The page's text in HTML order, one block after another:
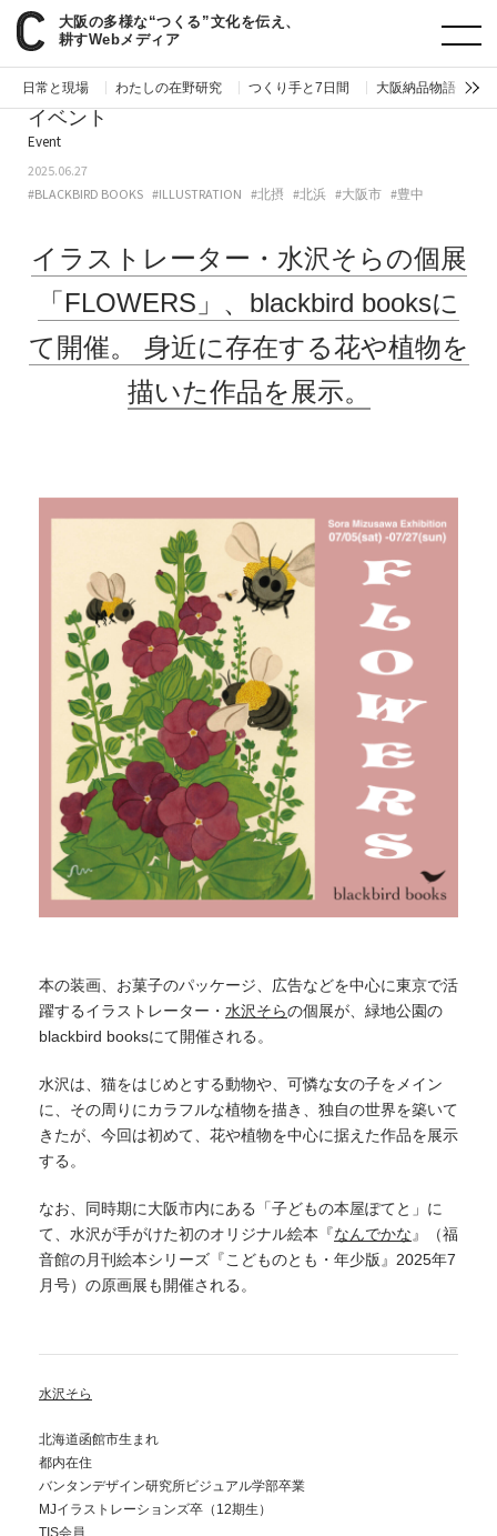
大阪の多様な“つくる”文化を伝え、
耕すWebメディア
日常と現場 わたしの在野研究 つくり手と7日間 大阪納品物語
paperC 今週のイベント
イベント
Event
2025.06.27
#BLACKBIRD BOOKS #ILLUSTRATION #北摂 #北浜 #大阪市 #豊中
イラストレーター・水沢そらの個展
「FLOWERS」、blackbird booksに
て開催。
身近に存在する花や植物を
描いた作品を展示。
本の装画、お菓子のパッケージ、広告などを中心に東京で活
躍するイラストレーター・ 水沢そらの個展が、緑地公園の
blackbird booksにて開催される。
水沢は、猫をはじめとする動物や、可憐な女の子をメイン
に、その周りにカラフルな植物を描き、独自の世界を築いて
きたが、今回は初めて、花や植物を中心に据えた作品を展示
する。
なお、同時期に大阪市内にある「子どもの本屋ぽてと」に
て、水沢が手がけた初のオリジナル絵本『なんでかな 』（福
音館の月刊絵本シリーズ『こどものとも・年少版』2025年7
月号）の原画展も開催される。
水沢そら
北海道函館市生まれ
都内在住
バンタンデザイン研究所ビジュアル学部卒業
MJイラストレーションズ卒（12期生）
TIS会員